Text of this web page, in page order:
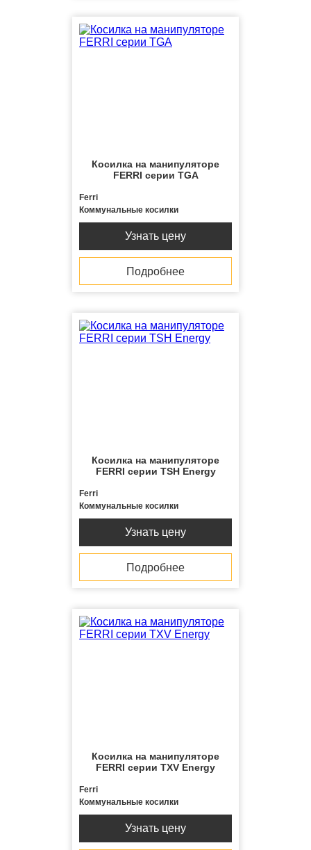
Косилка на манипуляторе
FERRI серии TGA
Ferri
Коммунальные косилки
Узнать цену
Подробнее
Косилка на манипуляторе
FERRI серии TSH Energy
Ferri
Коммунальные косилки
Узнать цену
Подробнее
Косилка на манипуляторе
FERRI серии TXV Energy
Ferri
Коммунальные косилки
Узнать цену